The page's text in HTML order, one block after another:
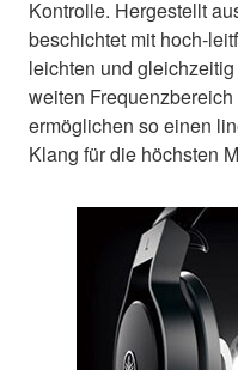
Kontrolle. Hergestellt
beschichtet mit hoch-
leichten und
weiten
ermöglichen so einen
Klang für die höchsten